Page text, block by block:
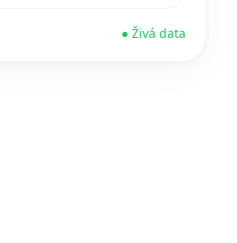
● Živá data